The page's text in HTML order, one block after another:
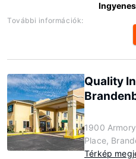
További információk:
Quality
1900 Armory
Place,
Térkép